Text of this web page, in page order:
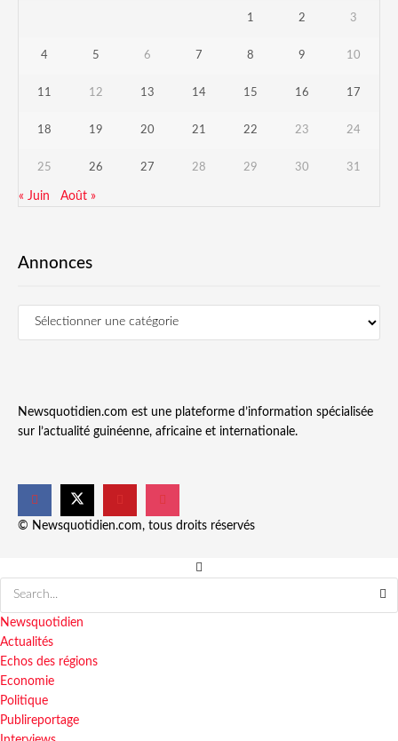
1 2 3
4 5 6 7 8 9 10
11 12 13 14 15 16 17
18 19 20 21 22 23 24
25 26 27 28 29 30 31
« Juin Août »
Annonces
Newsquotidien.com est une plateforme d’information spécialisée
sur l’actualité guinéenne, africaine et internationale.
© Newsquotidien.com, tous droits réservés
Newsquotidien
Actualités
Echos des régions
Economie
Politique
Publireportage